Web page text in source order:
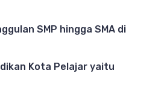
SMP hingga SMA di
Kota Pelajar yaitu